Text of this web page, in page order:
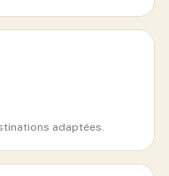
adaptées.